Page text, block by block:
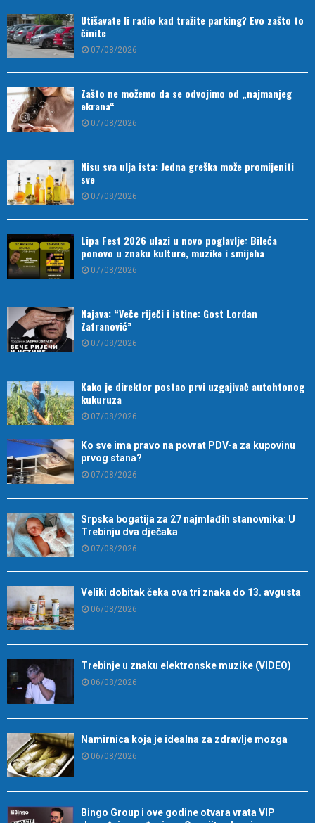
Utišavate li radio kad tražite parking? Evo zašto to
činite
07/08/2026
Zašto ne možemo da se odvojimo od „najmanjeg
ekrana“
07/08/2026
Nisu sva ulja ista: Jedna greška može promijeniti
sve
07/08/2026
Lipa Fest 2026 ulazi u novo poglavlje: Bileća
ponovo u znaku kulture, muzike i smijeha
07/08/2026
Najava: “Veče riječi i istine: Gost Lordan
Zafranović”
07/08/2026
Kako je direktor postao prvi uzgajivač autohtonog
kukuruza
07/08/2026
Ko sve ima pravo na povrat PDV-a za kupovinu
prvog stana?
07/08/2026
Srpska bogatija za 27 najmlađih stanovnika: U
Trebinju dva dječaka
07/08/2026
Veliki dobitak čeka ova tri znaka do 13. avgusta
06/08/2026
Trebinje u znaku elektronske muzike (VIDEO)
06/08/2026
Namirnica koja je idealna za zdravlje mozga
06/08/2026
Bingo Group i ove godine otvara vrata VIP